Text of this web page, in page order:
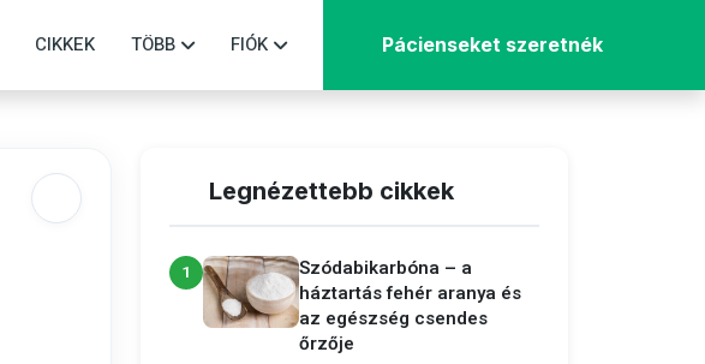
CIKKEK TÖBB FIÓK Pácienseket szeretnék
Legnézettebb cikkek
1
Szódabikarbóna – a
háztartás fehér aranya és
az egészség csendes
őrzője